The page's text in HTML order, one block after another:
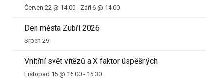
Červen 22 @ 14.00 - Září 6 @ 14.00
Den města Zubří 2026
Srpen 29
Vnitřní svět vítězů a X faktor úspěšných
Listopad 15 @ 15.00 - 16.30